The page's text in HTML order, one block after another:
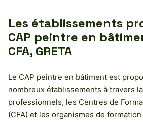
Les établissements
CAP peintre en
CFA, GRETA
Le CAP peintre en bâtiment est
nombreux établissements à travers
professionnels, les Centres de
(CFA) et les organismes de